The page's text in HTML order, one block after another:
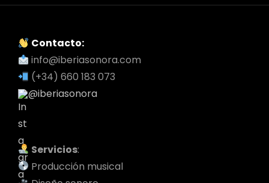
Contacto:
info@iberiasonora.com
(+34) 660 183 073
@iberiasonora
Servicios:
Producción musical